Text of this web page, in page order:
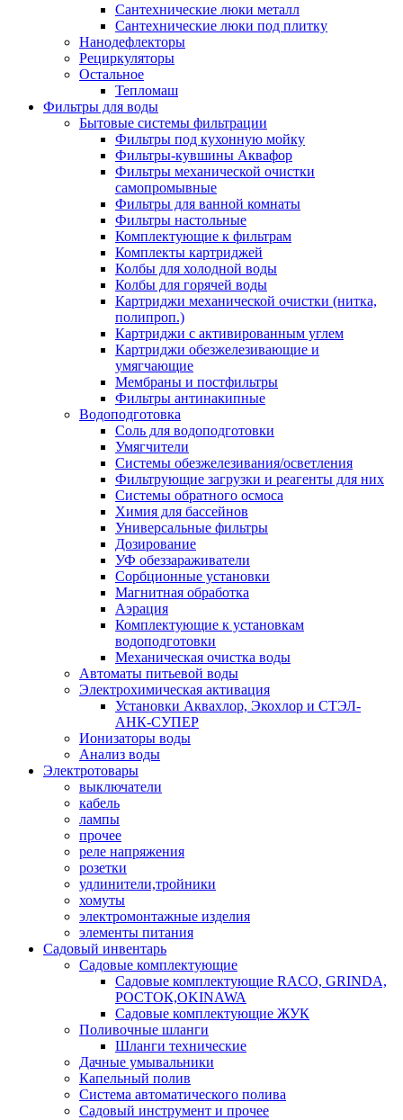
Сантехнические люки металл
Сантехнические люки под плитку
Нанодефлекторы
Рециркуляторы
Остальное
Тепломаш
Фильтры для воды
Бытовые системы фильтрации
Фильтры под кухонную мойку
Фильтры-кувшины Аквафор
Фильтры механической очистки
самопромывные
Фильтры для ванной комнаты
Фильтры настольные
Комплектующие к фильтрам
Комплекты картриджей
Колбы для холодной воды
Колбы для горячей воды
Картриджи механической очистки (нитка,
полипроп.)
Картриджи с активированным углем
Картриджи обезжелезивающие и
умягчающие
Мембраны и постфильтры
Фильтры антинакипные
Водоподготовка
Соль для водоподготовки
Умягчители
Системы обезжелезивания/осветления
Фильтрующие загрузки и реагенты для них
Системы обратного осмоса
Химия для бассейнов
Универсальные фильтры
Дозирование
УФ обеззараживатели
Сорбционные установки
Магнитная обработка
Аэрация
Комплектующие к установкам
водоподготовки
Механическая очистка воды
Автоматы питьевой воды
Электрохимическая активация
Установки Аквахлор, Экохлор и СТЭЛ-
АНК-СУПЕР
Ионизаторы воды
Анализ воды
Электротовары
выключатели
кабель
лампы
прочее
реле напряжения
розетки
удлинители,тройники
хомуты
электромонтажные изделия
элементы питания
Садовый инвентарь
Садовые комплектующие
Садовые комплектующие RACO, GRINDA,
РОСТОК,OKINAWA
Садовые комплектующие ЖУК
Поливочные шланги
Шланги технические
Дачные умывальники
Капельный полив
Система автоматического полива
Садовый инструмент и прочее